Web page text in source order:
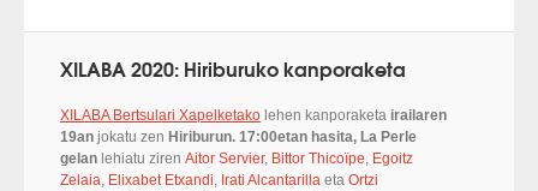
XILABA 2020: Hiriburuko kanporaketa
XILABA Bertsulari Xapelketako lehen kanporaketa irailaren
19an jokatu zen Hiriburun. 17:00etan hasita, La Perle
gelan lehiatu ziren Aitor Servier, Bittor Thicoïpe, Egoitz
Zelaia, Elixabet Etxandi, Irati Alcantarilla eta Ortzi